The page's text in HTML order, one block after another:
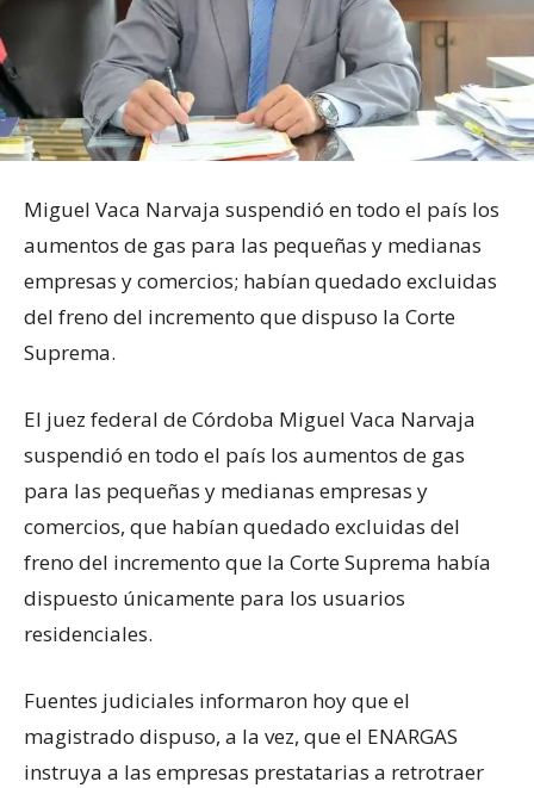
Miguel Vaca Narvaja suspendió en todo el país los
aumentos de gas para las pequeñas y medianas
empresas y comercios; habían quedado excluidas
del freno del incremento que dispuso la Corte
Suprema.
El juez federal de Córdoba Miguel Vaca Narvaja
suspendió en todo el país los aumentos de gas
para las pequeñas y medianas empresas y
comercios, que habían quedado excluidas del
freno del incremento que la Corte Suprema había
dispuesto únicamente para los usuarios
residenciales.
Fuentes judiciales informaron hoy que el
magistrado dispuso, a la vez, que el ENARGAS
instruya a las empresas prestatarias a retrotraer